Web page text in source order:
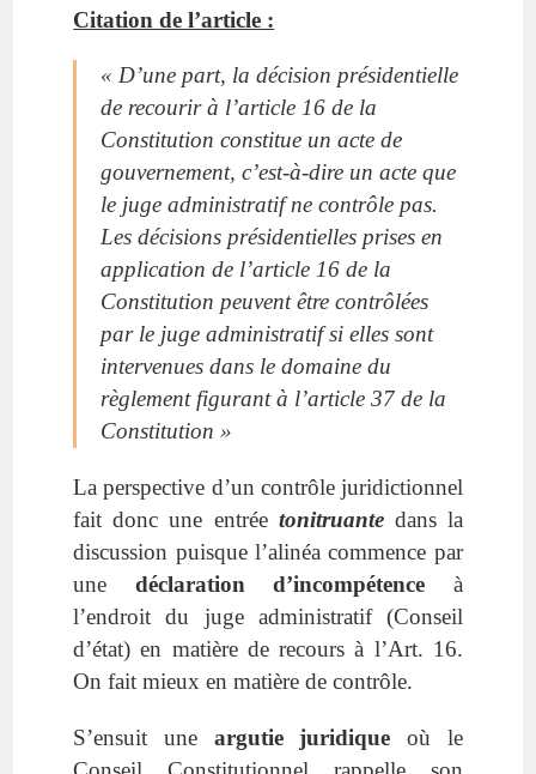
Citation de l’article :
« D’une part, la décision présidentielle
de recourir à l’article 16 de la
Constitution constitue un acte de
gouvernement, c’est-à-dire un acte que
le juge administratif ne contrôle pas.
Les décisions présidentielles prises en
application de l’article 16 de la
Constitution peuvent être contrôlées
par le juge administratif si elles sont
intervenues dans le domaine du
règlement figurant à l’article 37 de la
Constitution »
La perspective d’un contrôle juridictionnel
fait donc une entrée tonitruantedans la
discussion puisque l’alinéa commence par
une déclaration d’incompétence à
l’endroit du juge administratif (Conseil
d’état) en matière de recours à l’Art. 16.
On fait mieux en matière de contrôle.
S’ensuit une argutie juridique où le